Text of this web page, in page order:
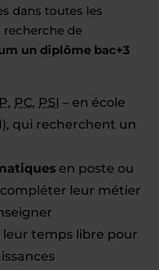
dans toutes les
recherche de
un diplôme bac+3
, PC, PSI – en école
qui recherchent un
en poste ou
leur métier
temps libre pour